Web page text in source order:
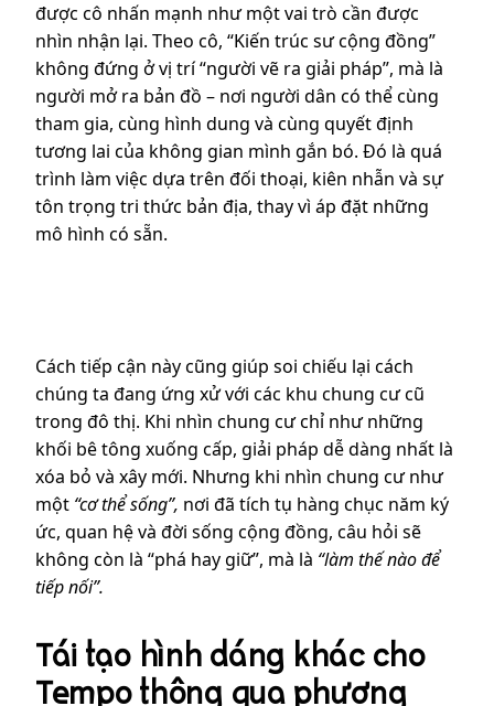
được cô nhấn mạnh như một vai trò cần được
nhìn nhận lại. Theo cô, “Kiến trúc sư cộng đồng”
không đứng ở vị trí “người vẽ ra giải pháp”, mà là
người mở ra bản đồ – nơi người dân có thể cùng
tham gia, cùng hình dung và cùng quyết định
tương lai của không gian mình gắn bó. Đó là quá
trình làm việc dựa trên đối thoại, kiên nhẫn và sự
tôn trọng tri thức bản địa, thay vì áp đặt những
mô hình có sẵn.
Cách tiếp cận này cũng giúp soi chiếu lại cách
chúng ta đang ứng xử với các khu chung cư cũ
trong đô thị. Khi nhìn chung cư chỉ như những
khối bê tông xuống cấp, giải pháp dễ dàng nhất là
xóa bỏ và xây mới. Nhưng khi nhìn chung cư như
một “cơ thể sống”, nơi đã tích tụ hàng chục năm ký
ức, quan hệ và đời sống cộng đồng, câu hỏi sẽ
không còn là “phá hay giữ”, mà là “làm thế nào để
tiếp nối”.
Tái tạo hình dáng khác cho
Tempo thông qua phương